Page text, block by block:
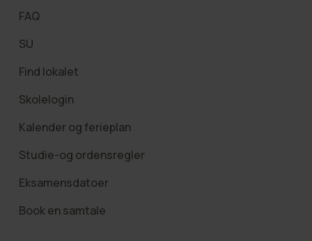
FAQ
SU
Find lokalet
Skolelogin
Kalender og ferieplan
Studie-og ordensregler
Eksamensdatoer
Book en samtale